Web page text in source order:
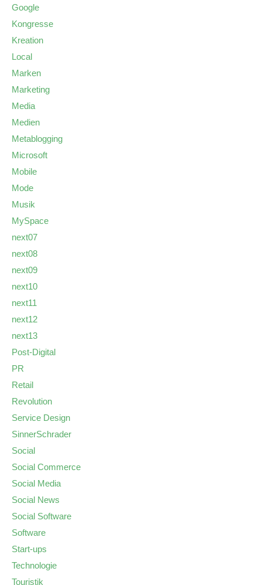
Google
Kongresse
Kreation
Local
Marken
Marketing
Media
Medien
Metablogging
Microsoft
Mobile
Mode
Musik
MySpace
next07
next08
next09
next10
next11
next12
next13
Post-Digital
PR
Retail
Revolution
Service Design
SinnerSchrader
Social
Social Commerce
Social Media
Social News
Social Software
Software
Start-ups
Technologie
Touristik